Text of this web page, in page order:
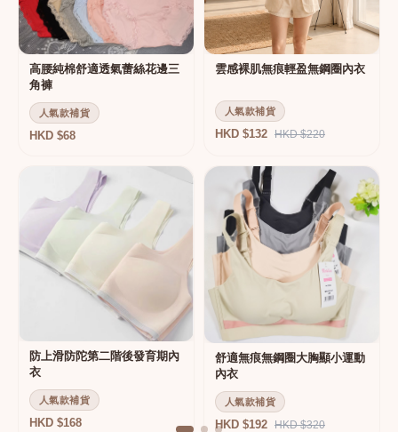
高腰純棉舒適透氣蕾絲花邊三
角褲
人氣款補貨
HKD $68
雲感裸肌無痕輕盈無鋼圈內衣
人氣款補貨
HKD $132 HKD $220
防上滑防陀第二階後發育期內
衣
人氣款補貨
HKD $168
舒適無痕無鋼圈大胸顯小運動
內衣
人氣款補貨
HKD $192 HKD $320